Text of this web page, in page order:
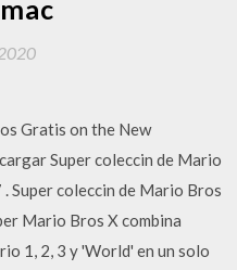
Gratis on the New
Super coleccin de Mario
Super coleccin de Mario Bros
Mario Bros X combina
1, 2, 3 y 'World' en un solo